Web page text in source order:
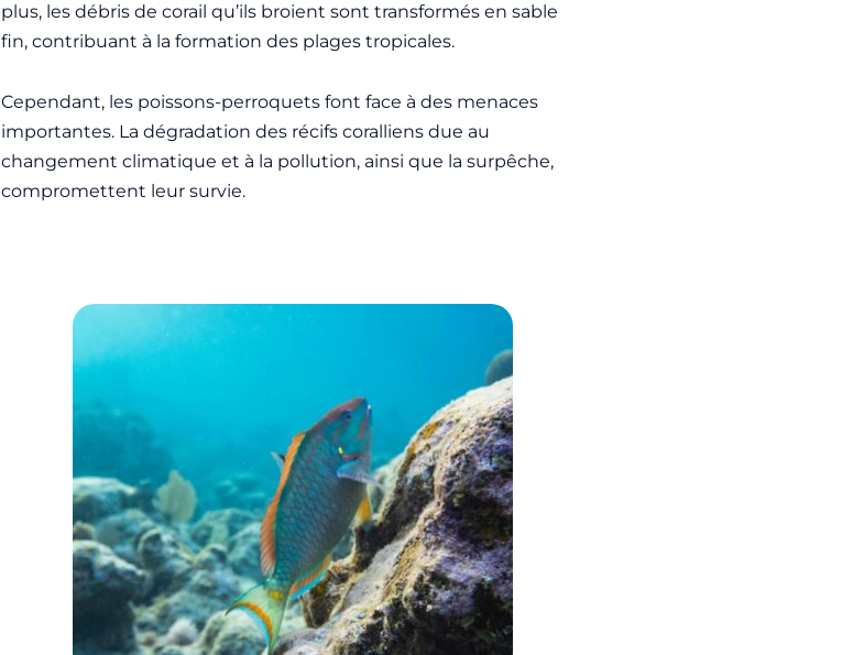
plus, les débris de corail qu’ils broient sont transformés en sable
fin, contribuant à la formation des plages tropicales.
Cependant, les poissons-perroquets font face à des menaces
importantes. La dégradation des récifs coralliens due au
changement climatique et à la pollution, ainsi que la surpêche,
compromettent leur survie.